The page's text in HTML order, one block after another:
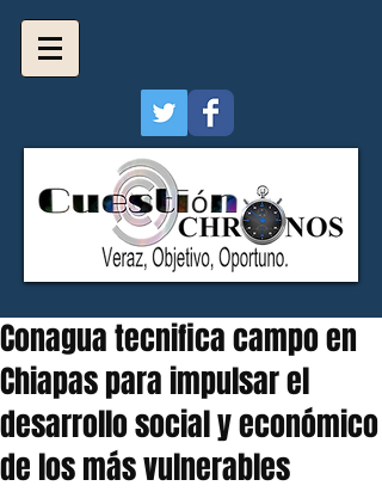
Conagua tecnifica campo en
Chiapas para impulsar el
desarrollo social y económico
de los más vulnerables